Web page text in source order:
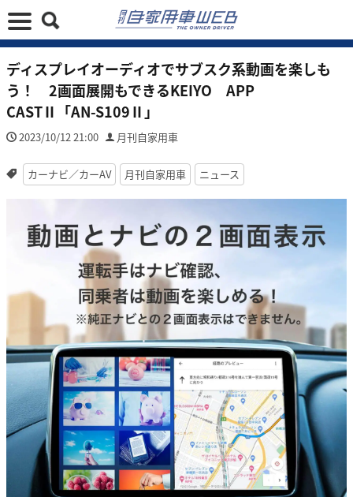
ディスプレイオーディオでサブスク系動画を楽しも
う！ 2画面展開もできるKEIYO APP
CASTⅡ「AN-S109Ⅱ」
2023/10/12 21:00 月刊自家用車
カーナビ／カーAV 月刊自家用車 ニュース